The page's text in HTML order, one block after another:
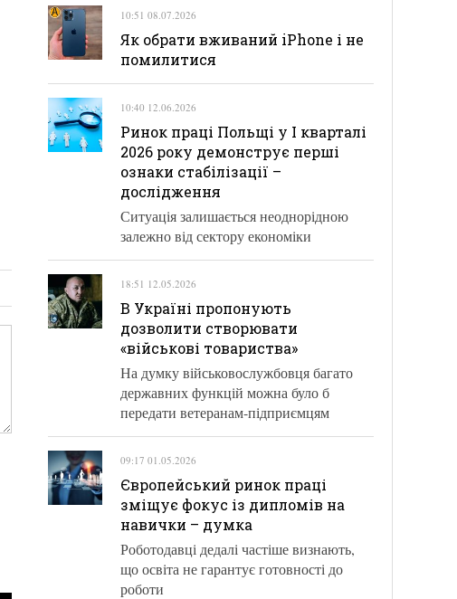
10:51 08.07.2026
Як обрати вживаний iPhone і не
помилитися
10:40 12.06.2026
Ринок праці Польщі у І кварталі
2026 року демонструє перші
ознаки стабілізації –
дослідження
Ситуація залишається неоднорідною
залежно від сектору економіки
18:51 12.05.2026
В Україні пропонують
дозволити створювати
«військові товариства»
На думку військовослужбовця багато
державних функцій можна було б
передати ветеранам-підприємцям
09:17 01.05.2026
Європейський ринок праці
зміщує фокус із дипломів на
навички – думка
Роботодавці дедалі частіше визнають,
що освіта не гарантує готовності до
роботи